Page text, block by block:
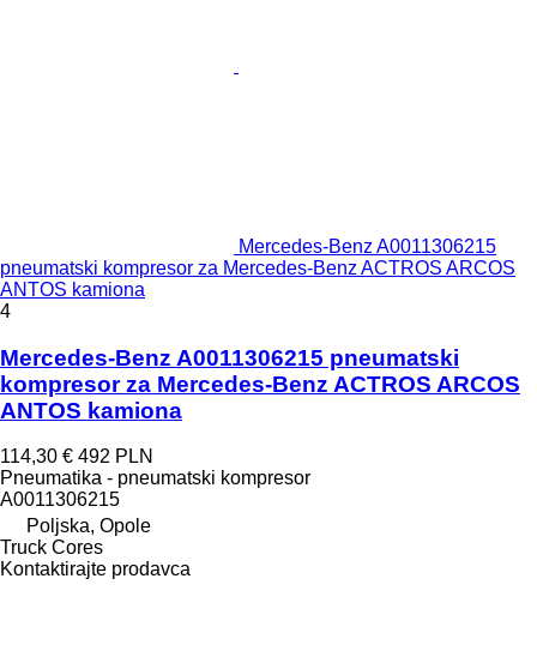
Mercedes-Benz A0011306215
pneumatski kompresor za Mercedes-Benz ACTROS ARCOS
ANTOS kamiona
4
Mercedes-Benz A0011306215 pneumatski
kompresor za Mercedes-Benz ACTROS ARCOS
ANTOS kamiona
114,30 € 492 PLN
Pneumatika - pneumatski kompresor
A0011306215
Poljska, Opole
Truck Cores
Kontaktirajte prodavca